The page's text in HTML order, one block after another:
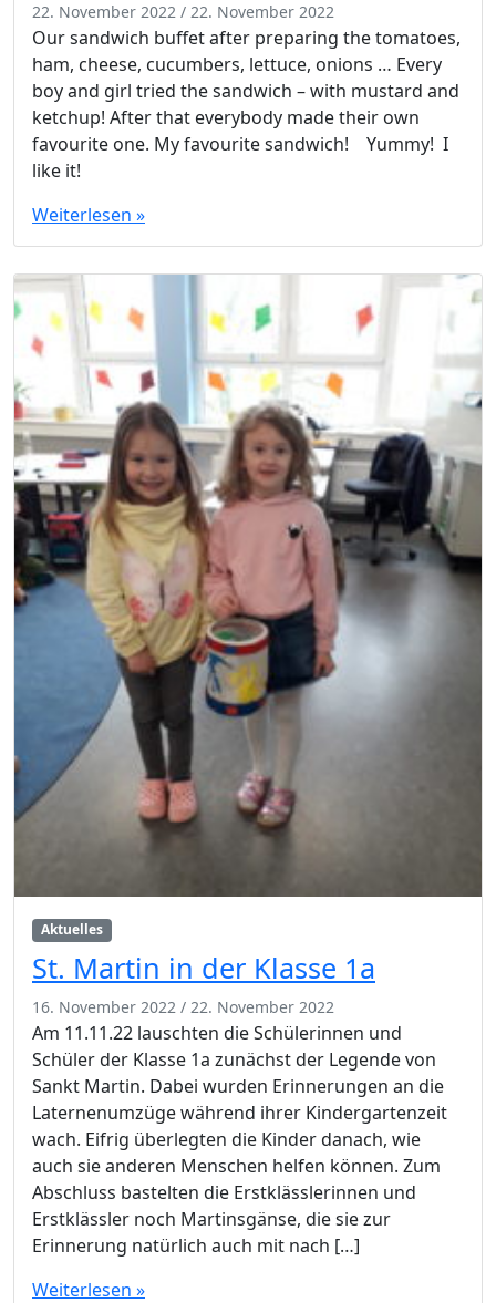
22. November 2022 / 22. November 2022
Our sandwich buffet after preparing the tomatoes,
ham, cheese, cucumbers, lettuce, onions … Every
boy and girl tried the sandwich – with mustard and
ketchup! After that everybody made their own
favourite one. My favourite sandwich! Yummy! I
like it!
Weiterlesen »
Aktuelles
St. Martin in der Klasse 1a
16. November 2022 / 22. November 2022
Am 11.11.22 lauschten die Schülerinnen und
Schüler der Klasse 1a zunächst der Legende von
Sankt Martin. Dabei wurden Erinnerungen an die
Laternenumzüge während ihrer Kindergartenzeit
wach. Eifrig überlegten die Kinder danach, wie
auch sie anderen Menschen helfen können. Zum
Abschluss bastelten die Erstklässlerinnen und
Erstklässler noch Martinsgänse, die sie zur
Erinnerung natürlich auch mit nach […]
Weiterlesen »